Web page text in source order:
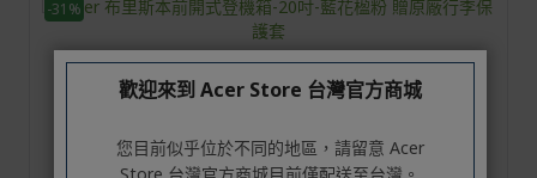
-31%
歡迎來到 Acer Store 台灣官方商城
您目前似乎位於不同的地區，請留意 Acer